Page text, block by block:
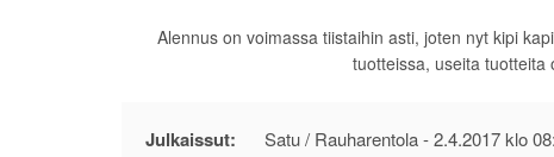
Alennus on voimassa tiistaihin asti, joten nyt kipi
tuotteissa, useita tuotteita
Julkaissut: Satu / Rauharentola -2.4.2017 klo